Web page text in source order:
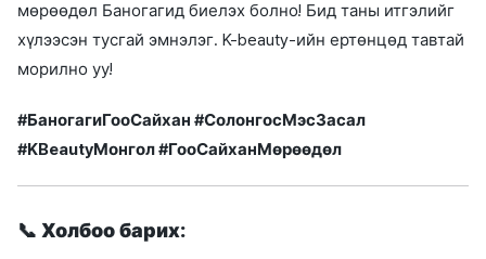
мөрөөдөл Баногагид биелэх болно! Бид таны итгэлийг
хүлээсэн тусгай эмнэлэг. K-beauty-ийн ертөнцөд тавтай
морилно уу!
#БаногагиГооСайхан #СолонгосМэсЗасал
#KBeautyМонгол #ГооСайханМөрөөдөл
📞 Холбоо барих: